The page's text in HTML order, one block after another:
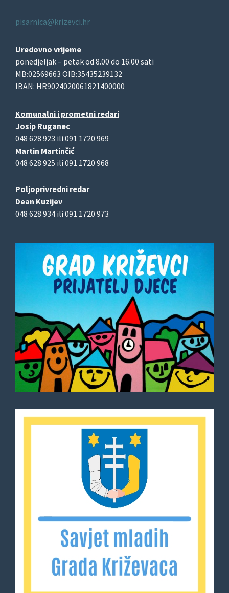
pisarnica@krizevci.hr
Uredovno vrijeme
ponedjeljak – petak od 8.00 do 16.00 sati
MB:02569663 OIB:35435239132
IBAN: HR9024020061821400000
Komunalni i prometni redari
Josip Ruganec
048 628 923 ili 091 1720 969
Martin Martinčić
048 628 925 ili 091 1720 968
Poljoprivredni redar
Dean Kuzijev
048 628 934 ili 091 1720 973